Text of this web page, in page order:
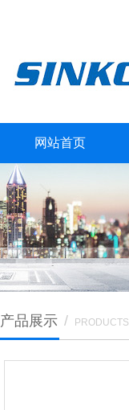
网站首页
产品展示 / PRODUCTS